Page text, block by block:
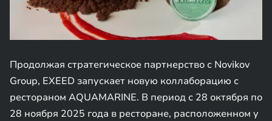
Продолжая стратегическое партнерство с Novikov
Group, EXEED запускает новую коллаборацию с
рестораном AQUAMARINE. В период с 28 октября по
28 ноября 2025 года в ресторане, расположенном у